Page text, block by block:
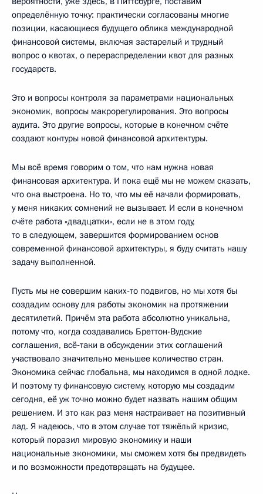
определённую точку: практически согласованы многие
позиции, касающиеся будущего облика международной
финансовой системы, включая застарелый и трудный
вопрос о квотах, о перераспределении квот для разных
государств.
Это и вопросы контроля за параметрами национальных
экономик, вопросы макрорегулирования. Это вопросы
аудита. Это другие вопросы, которые в конечном счёте
создают контуры новой финансовой архитектуры.
Мы всё время говорим о том, что нам нужна новая
финансовая архитектура. И пока ещё мы не можем сказать,
что она выстроена. Но то, что мы её начали формировать,
у меня никаких сомнений не вызывает. И если в конечном
счёте работа «двадцатки», если не в этом году,
то в следующем, завершится формированием основ
современной финансовой архитектуры, я буду считать нашу
задачу выполненной.
Пусть мы не совершим каких‑то подвигов, но мы хотя бы
создадим основу для работы экономик на протяжении
десятилетий. Причём эта работа абсолютно уникальна,
потому что, когда создавались Бреттон-Вудские
соглашения, всё‑таки в обсуждении этих соглашений
участвовало значительно меньшее количество стран.
Экономика сейчас глобальна, мы находимся в одной лодке.
И поэтому ту финансовую систему, которую мы создадим
сегодня, её уж точно можно будет назвать нашим общим
решением. И это как раз меня настраивает на позитивный
лад. Я надеюсь, что в этом случае тот тяжёлый кризис,
который поразил мировую экономику и наши
национальные экономики, мы сможем хотя бы предвидеть
и по возможности предотвращать на будущее.